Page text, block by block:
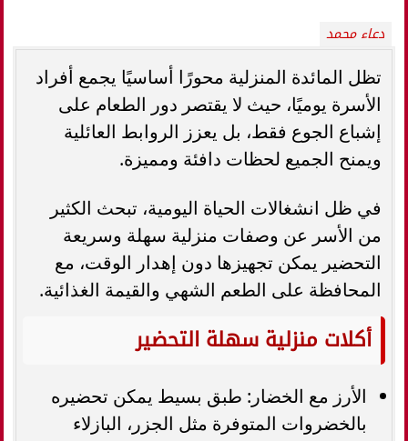
دعاء محمد
تظل المائدة المنزلية محورًا أساسيًا يجمع أفراد
الأسرة يوميًا، حيث لا يقتصر دور الطعام على
إشباع الجوع فقط، بل يعزز الروابط العائلية
ويمنح الجميع لحظات دافئة ومميزة.
في ظل انشغالات الحياة اليومية، تبحث الكثير
من الأسر عن وصفات منزلية سهلة وسريعة
التحضير يمكن تجهيزها دون إهدار الوقت، مع
المحافظة على الطعم الشهي والقيمة الغذائية.
أكلات منزلية سهلة التحضير
الأرز مع الخضار: طبق بسيط يمكن تحضيره
بالخضروات المتوفرة مثل الجزر، البازلاء